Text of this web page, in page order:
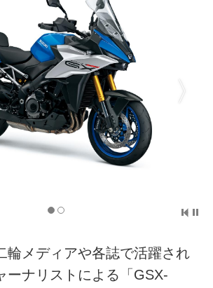
輪メディアや各誌で活躍され
ーナリストによる「GSX-